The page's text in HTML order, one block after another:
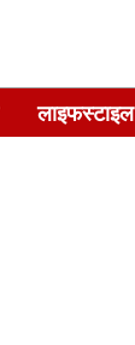
लाइफस्टाइल